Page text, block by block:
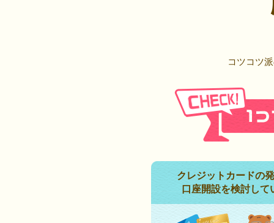
コツコツ
クレジットカードの
口座開設を検討して